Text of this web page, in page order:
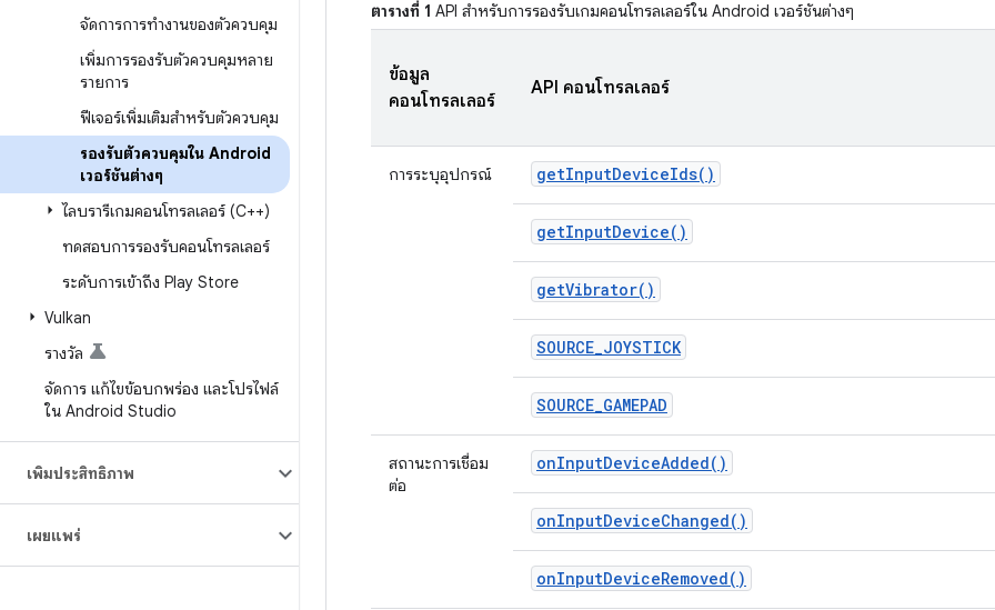
จัดการการทำงานของตัวควบคุม
เพิ่มการรองรับตัวควบคุมหลาย
รายการ
ฟีเจอร์เพิ่มเติมสำหรับตัวควบคุม
รองรับตัวควบคุมใน Android
เวอร์ชันต่างๆ
ไลบรารีเกมคอนโทรลเลอร์ (C++)
ทดสอบการรองรับคอนโทรลเลอร์
ระดับการเข้าถึง Play Store
Vulkan
รางวัล
จัดการ แก้ไขข้อบกพร่อง และโปรไฟล์
ใน Android Studio
เพิ่มประสิทธิภาพ
เผยแพร่
ตารางที่ 1 API สำหรับการรองรับเกมคอนโทรลเลอร์ใน Android เวอร์ชันต่างๆ
ข้อมูล
คอนโทรลเลอร์
API คอนโทรลเลอร์
การระบุอุปกรณ์ getInputDeviceIds( )
getInputDevice( )
getVibrator( )
SOURCE_JOYSTICK
SOURCE_GAMEPAD
สถานะการเชื่อม
ต่อ
onInputDeviceAdded( )
onInputDeviceChanged( )
onInputDeviceRemoved( )